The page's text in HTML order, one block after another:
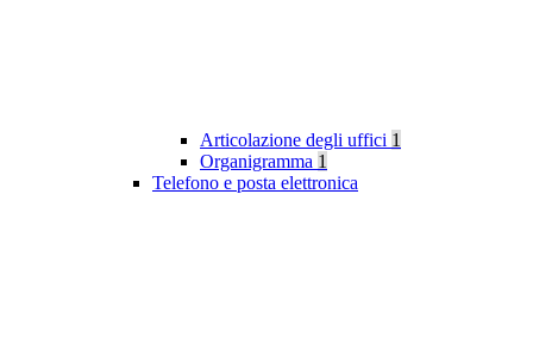
Articolazione degli uffici 1
Organigramma 1
Telefono e posta elettronica